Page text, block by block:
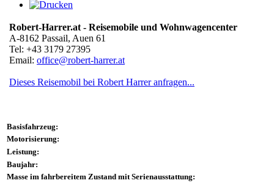
Robert-Harrer.at - Reisemobile und Wohnwagencenter
A-8162 Passail, Auen 61
Tel: +43 3179 27395
Email: office@robert-harrer.at
Dieses Reisemobil bei Robert Harrer anfragen...
Basisfahrzeug:
Motorisierung:
Leistung:
Baujahr:
Masse im fahrbereitem Zustand mit Serienausstattung: